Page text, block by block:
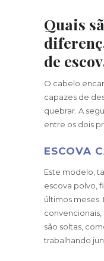
Quais
de
O cabelo
capazes de
quebrar. A
entre os dois
ESCOVA
Este modelo,
escova polvo,
últimos
convencionais,
são soltas,
trabalhando